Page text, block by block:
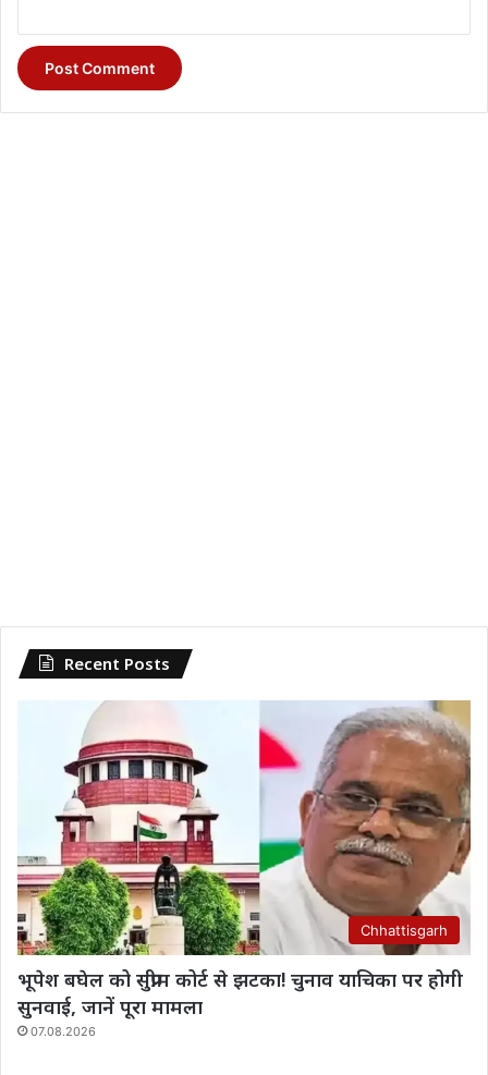
Recent Posts
Chhattisgarh
भूपेश बघेल को सुप्रीम कोर्ट से झटका! चुनाव याचिका पर होगी
सुनवाई, जानें पूरा मामला
07.08.2026